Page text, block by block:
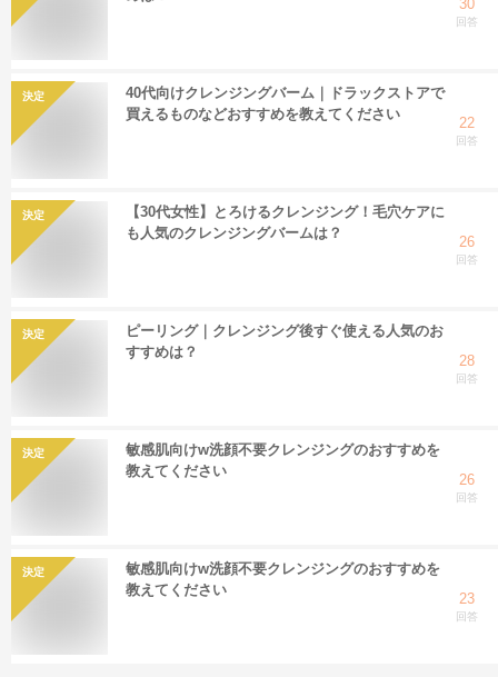
30
回答
決定
40代向けクレンジングバーム｜ドラックストアで
買えるものなどおすすめを教えてください
22
回答
決定
【30代女性】とろけるクレンジング！毛穴ケアに
も人気のクレンジングバームは？
26
回答
決定
ピーリング｜クレンジング後すぐ使える人気のお
すすめは？
28
回答
決定
敏感肌向けw洗顔不要クレンジングのおすすめを
教えてください
26
回答
決定
敏感肌向けw洗顔不要クレンジングのおすすめを
教えてください
23
回答